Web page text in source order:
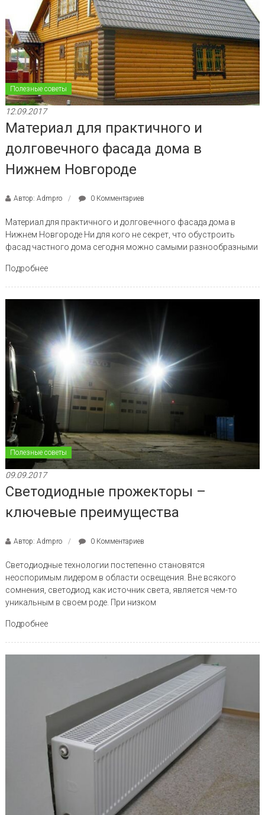
Полезные советы
12.09.2017
Материал для практичного и
долговечного фасада дома в
Нижнем Новгороде
Автор: Admpro 0 Комментариев
Материал для практичного и долговечного фасада дома в
Нижнем Новгороде Ни для кого не секрет, что обустроить
фасад частного дома сегодня можно самыми разнообразными
Подробнее
Полезные советы
09.09.2017
Светодиодные прожекторы –
ключевые преимущества
Автор: Admpro 0 Комментариев
Светодиодные технологии постепенно становятся
неоспоримым лидером в области освещения. Вне всякого
сомнения, светодиод, как источник света, является чем-то
уникальным в своем роде. При низком
Подробнее